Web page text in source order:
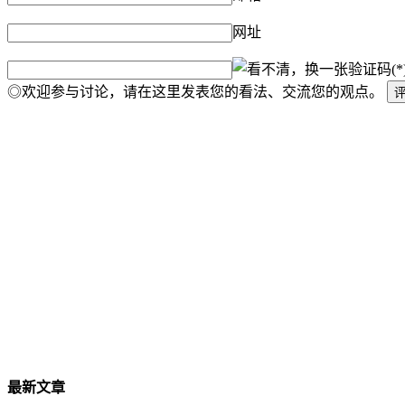
网址
验证码
◎欢迎参与讨论，请在这里发表您的看法、交流您的观点。
最新文章